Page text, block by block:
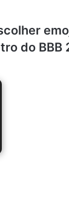
do BBB